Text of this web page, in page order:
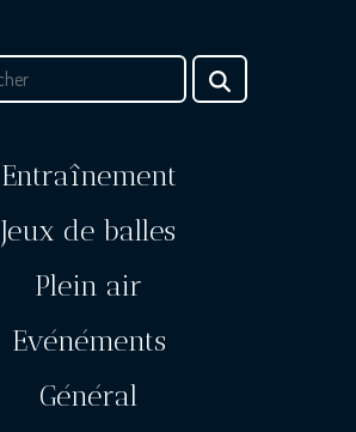
Entraînement
Jeux de balles
Plein air
Evénéments
Général